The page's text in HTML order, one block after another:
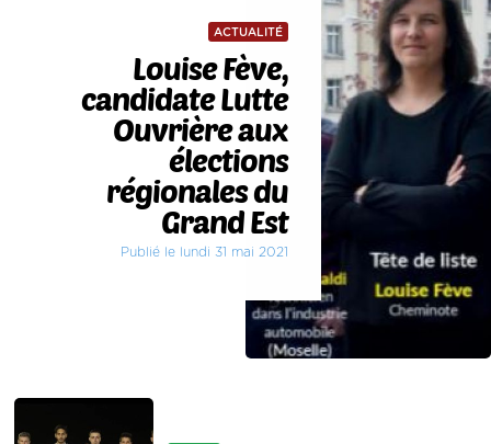
ACTUALITÉ
Louise Fève,
candidate Lutte
Ouvrière aux
élections
régionales du
Grand Est
Publié le lundi 31 mai 2021